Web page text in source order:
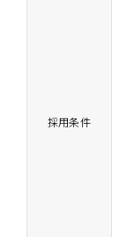
採用条件